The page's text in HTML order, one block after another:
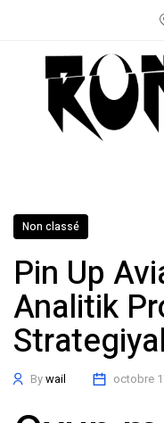
Non classé
Pin Up
Analitik
Bywail octobre